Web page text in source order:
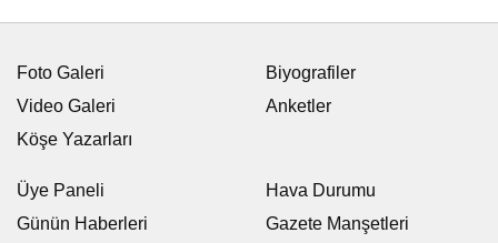
Foto Galeri
Video Galeri
Köşe Yazarları
Biyografiler
Anketler
Üye Paneli
Günün Haberleri
Hava Durumu
Gazete Manşetleri